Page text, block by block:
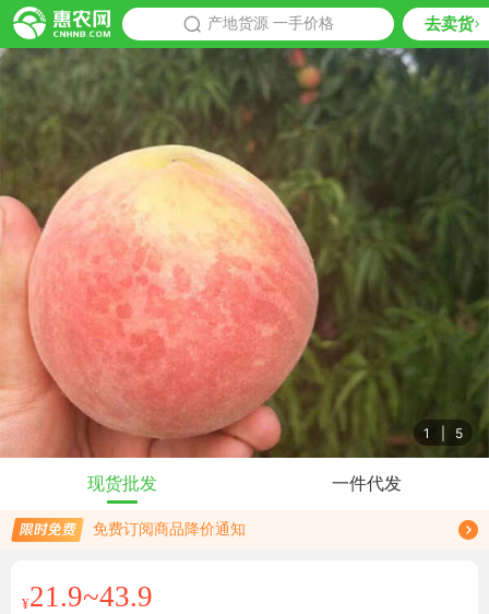
产地货源 一手价格 去卖货
推荐
1 5
现货批发 一件代发
限时免费订阅蜜桃行情趋势
免费订阅商品降价通知
¥21.9~43.9